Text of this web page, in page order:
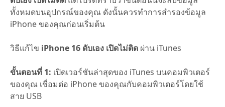
ทั้งหมดบนอุปกรณ์ของคุณ ดังนั้นควรทำการสำรองข้อมูล
iPhone ของคุณก่อนเริ่มต้น
วิธีแก้ไข iPhone 16 ดับเอง เปิดไม่ติด ผ่าน iTunes
ขั้นตอนที่ 1: เปิดเวอร์ชันล่าสุดของ iTunes บนคอมพิวเตอร์
ของคุณ เชื่อมต่อ iPhone ของคุณกับคอมพิวเตอร์โดยใช้
สาย USB